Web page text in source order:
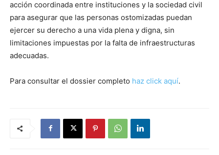
acción coordinada entre instituciones y la sociedad civil
para asegurar que las personas ostomizadas puedan
ejercer su derecho a una vida plena y digna, sin
limitaciones impuestas por la falta de infraestructuras
adecuadas.
Para consultar el dossier completo haz click aquí.